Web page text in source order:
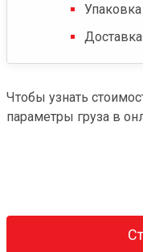
Упаковка
Доставка
Чтобы узнать
параметры груза в